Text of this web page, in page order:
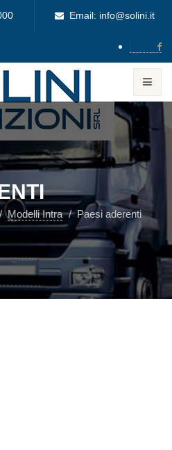
Email: info@solini.it
Modelli Intra Paesi aderenti